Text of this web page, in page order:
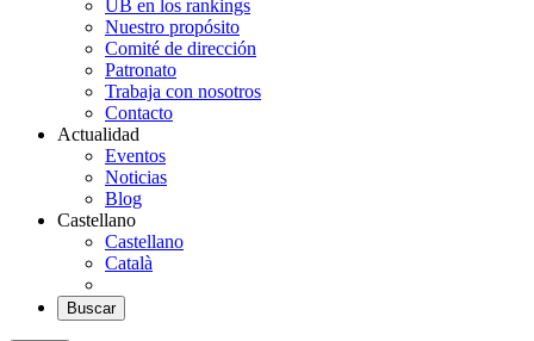
UB en los rankings
Nuestro propósito
Comité de dirección
Patronato
Trabaja con nosotros
Contacto
Actualidad
Eventos
Noticias
Blog
Castellano
Castellano
Català
Buscar